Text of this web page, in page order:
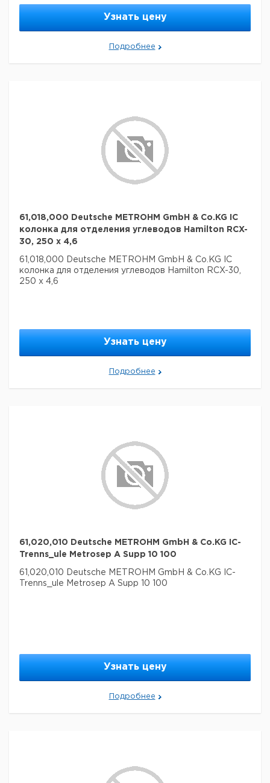
Узнать цену
Подробнее
61,018,000 Deutsche METROHM GmbH & Co.KG IC
колонка для отделения углеводов Hamilton RCX-
30, 250 x 4,6
61,018,000 Deutsche METROHM GmbH & Co.KG IC
колонка для отделения углеводов Hamilton RCX-30,
250 x 4,6
Узнать цену
Подробнее
61,020,010 Deutsche METROHM GmbH & Co.KG IC-
Trenns_ule Metrosep A Supp 10 100
61,020,010 Deutsche METROHM GmbH & Co.KG IC-
Trenns_ule Metrosep A Supp 10 100
Узнать цену
Подробнее